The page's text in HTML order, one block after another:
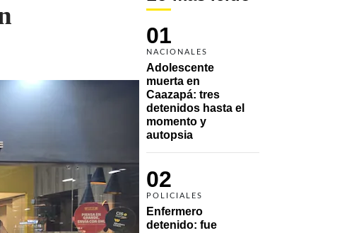
01
NACIONALES
Adolescente
muerta en
Caazapá: tres
detenidos hasta el
momento y
autopsia
02
POLICIALES
Enfermero
detenido: fue